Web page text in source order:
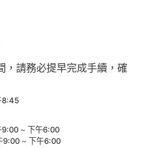
，請務必提早完成手續，確
8:45
9:00
下午6:00
9:00
下午6:00